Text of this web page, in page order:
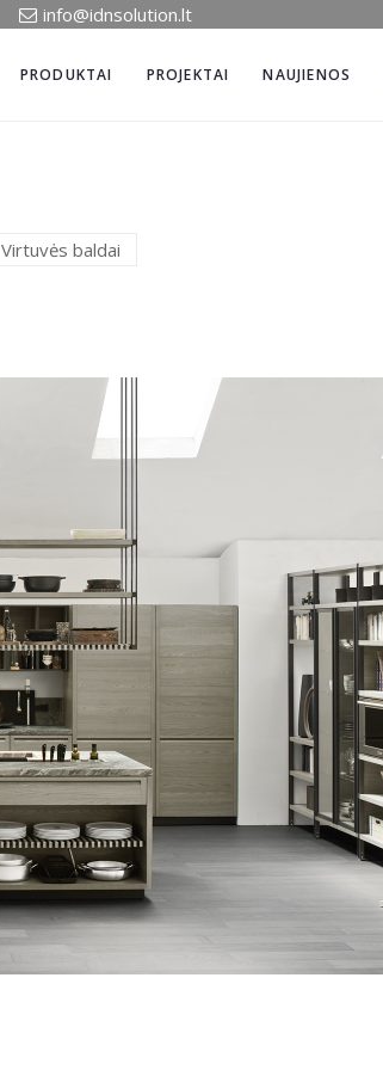
info@idnsolution.lt
PRODUKTAI PROJEKTAI NAUJIENOS
Virtuvės baldai